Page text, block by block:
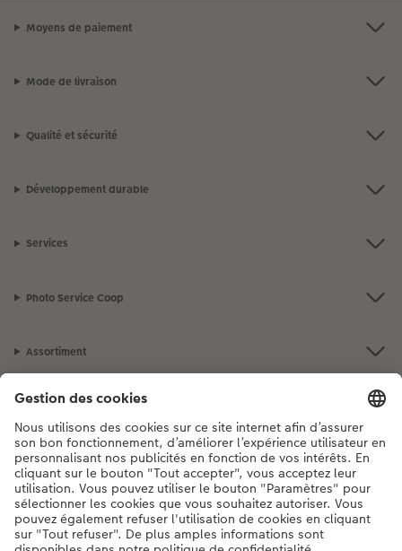
Moyens de paiement
Mode de livraison
Qualité et sécurité
Développement durable
Services
Photo Service Coop
Assortiment
Notre sélection
Si vous avez des questions concernant nos produits ou votre commande,
n'hésitez pas à nous contacter du lundi au dimanche, de 9h00 à 20h00
(hors jours fériés), au numéro de téléphone044 499 10 37• 7j/7 • de 9h à
20h
DE|FR| IT